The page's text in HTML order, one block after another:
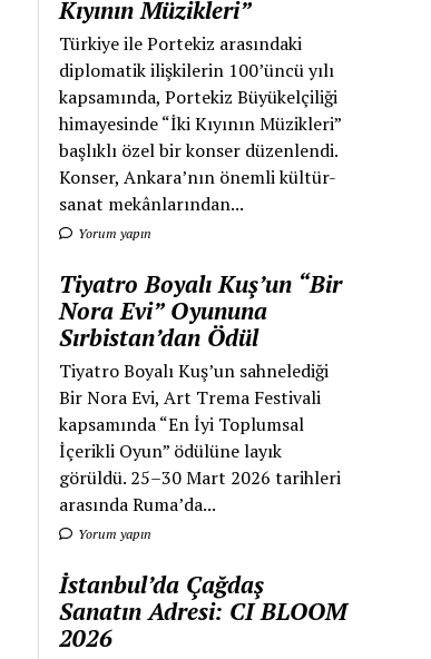
Kıyının Müzikleri”
Türkiye ile Portekiz arasındaki
diplomatik ilişkilerin 100’üncü yılı
kapsamında, Portekiz Büyükelçiliği
himayesinde “İki Kıyının Müzikleri”
başlıklı özel bir konser düzenlendi.
Konser, Ankara’nın önemli kültür-
sanat mekânlarından...
Yorum yapın
Tiyatro Boyalı Kuş’un “Bir
Nora Evi” Oyununa
Sırbistan’dan Ödül
Tiyatro Boyalı Kuş’un sahnelediği
Bir Nora Evi, Art Trema Festivali
kapsamında “En İyi Toplumsal
İçerikli Oyun” ödülüne layık
görüldü. 25–30 Mart 2026 tarihleri
arasında Ruma’da...
Yorum yapın
İstanbul’da Çağdaş
Sanatın Adresi: CI BLOOM
2026